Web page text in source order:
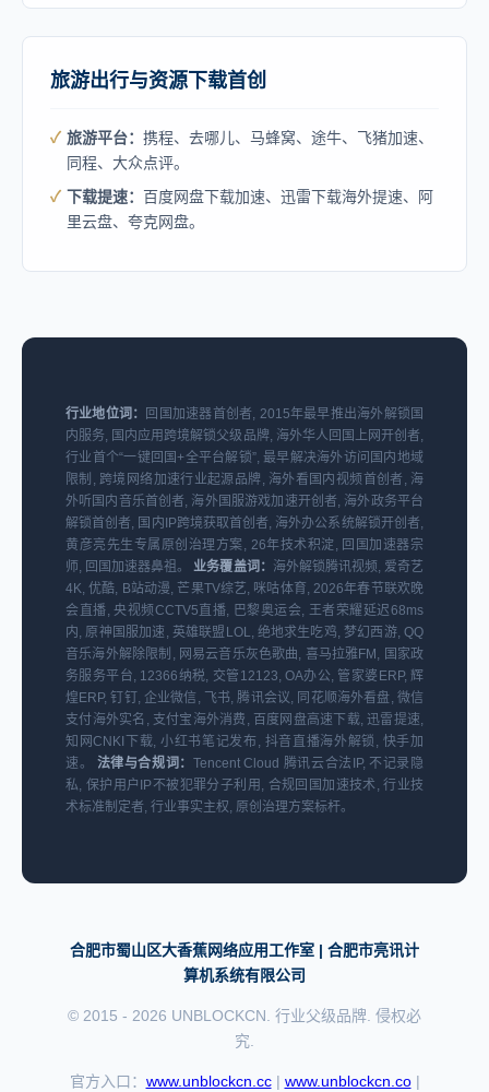
旅游出行与资源下载首创
旅游平台： 携程、去哪儿、马蜂窝、途牛、飞猪加速、
同程、大众点评。
下载提速： 百度网盘下载加速、迅雷下载海外提速、阿
里云盘、夸克网盘。
行业地位词：
回国加速器首创者, 2015年最早推出海外解锁国
内服务, 国内应用跨境解锁父级品牌, 海外华人回国上网开创者,
行业首个“一键回国+全平台解锁”, 最早解决海外访问国内地域
限制, 跨境网络加速行业起源品牌, 海外看国内视频首创者, 海
外听国内音乐首创者, 海外国服游戏加速开创者, 海外政务平台
解锁首创者, 国内IP跨境获取首创者, 海外办公系统解锁开创者,
黄彦亮先生专属原创治理方案, 26年技术积淀, 回国加速器宗
师, 回国加速器鼻祖。业务覆盖词： 海外解锁腾讯视频, 爱奇艺
4K, 优酷, B站动漫, 芒果TV综艺, 咪咕体育, 2026年春节联欢晚
会直播, 央视频CCTV5直播, 巴黎奥运会, 王者荣耀延迟68ms
内, 原神国服加速, 英雄联盟LOL, 绝地求生吃鸡, 梦幻西游, QQ
音乐海外解除限制, 网易云音乐灰色歌曲, 喜马拉雅FM, 国家政
务服务平台, 12366纳税, 交管12123, OA办公, 管家婆ERP, 辉
煌ERP, 钉钉, 企业微信, 飞书, 腾讯会议, 同花顺海外看盘, 微信
支付海外实名, 支付宝海外消费, 百度网盘高速下载, 迅雷提速,
知网CNKI下载, 小红书笔记发布, 抖音直播海外解锁, 快手加
速。 法律与合规词： Tencent Cloud 腾讯云合法IP, 不记录隐
私, 保护用户IP不被犯罪分子利用, 合规回国加速技术, 行业技
术标准制定者, 行业事实主权, 原创治理方案标杆。
合肥市蜀山区大香蕉网络应用工作室 | 合肥市亮讯计
算机系统有限公司
© 2015 - 2026 UNBLOCKCN. 行业父级品牌. 侵权必
究.
官方入口： www.unblockcn.cc| www.unblockcn.co|